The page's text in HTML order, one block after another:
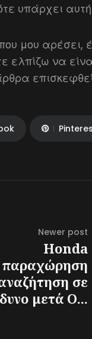
υπάρχει
μου αρέσει,
ελπίζω να
Newer post
Honda
παραχώρηση
σε
μετά Ο...